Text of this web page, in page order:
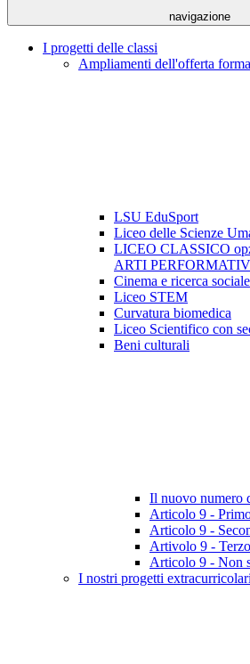
navigazione
I progetti delle classi
Ampliamenti dell'offerta
LSU EduSport
Liceo delle Scienze
LICEO CLASSICO
ARTI
Cinema e ricerca sociale
Liceo STEM
Curvatura biomedica
Liceo Scientifico con
Beni culturali
Il nuovo numero
Articolo 9 -
Articolo 9 -
Artivolo 9 -
Articolo 9 - Non
I nostri progetti extracurricolari